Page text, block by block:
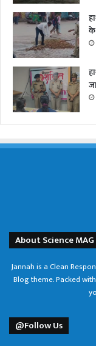
के
About Science MAG
Jannah is a Clean
Blog theme. Packed
@Follow Us